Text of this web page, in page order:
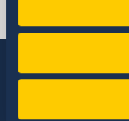
Twitter